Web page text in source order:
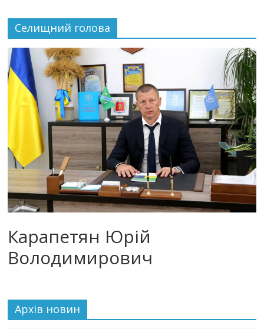
Селищний голова
Карапетян Юрій
Володимирович
Архiв новин